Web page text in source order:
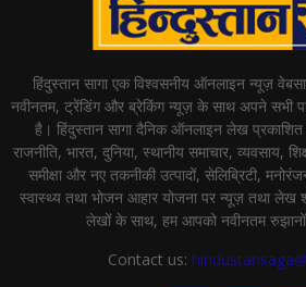
हिंदुस्तान सागा एक विश्वसनीय ऑनलाइन न्यूज़
नवीनतम, ट्रेंडिंग और ब्रेकिंग न्यूज़ के साथ अपने सभी
है। हिंदुस्तान सागा दैनिक ऑनलाइन लेख
राजनीति, भारत, दुनिया, स्थानीय समाचार, व्यवसाय,
समीक्षा और नए तकनीकी उत्पादों, सेलिब्रिटी,
स्वास्थ्य तथा भोजन आहार योजना पर न्यूज़ तथा लेख
लेखों के साथ, हम आपको नवीनतम
Contact us: